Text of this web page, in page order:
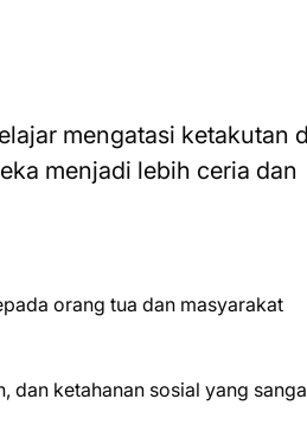
mengatasi ketakutan
menjadi lebih ceria dan
orang tua dan masyarakat
dan ketahanan sosial yang